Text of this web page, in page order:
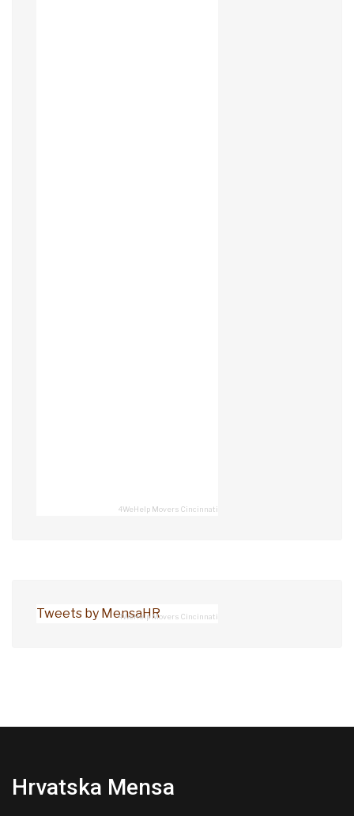
4WeHelp Movers Cincinnati
Tweets by MensaHR4WeHelp Movers Cincinnati
Hrvatska Mensa